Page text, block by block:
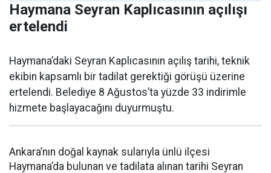
Haymana Seyran Kaplıcasının açılışı
ertelendi
Haymana’daki Seyran Kaplıcasının açılış tarihi, teknik
ekibin kapsamlı bir tadilat gerektiği görüşü üzerine
ertelendi. Belediye 8 Ağustos’ta yüzde 33 indirimle
hizmete başlayacağını duyurmuştu.
Ankara’nın doğal kaynak sularıyla ünlü ilçesi
Haymana’da bulunan ve tadilata alınan tarihi Seyran